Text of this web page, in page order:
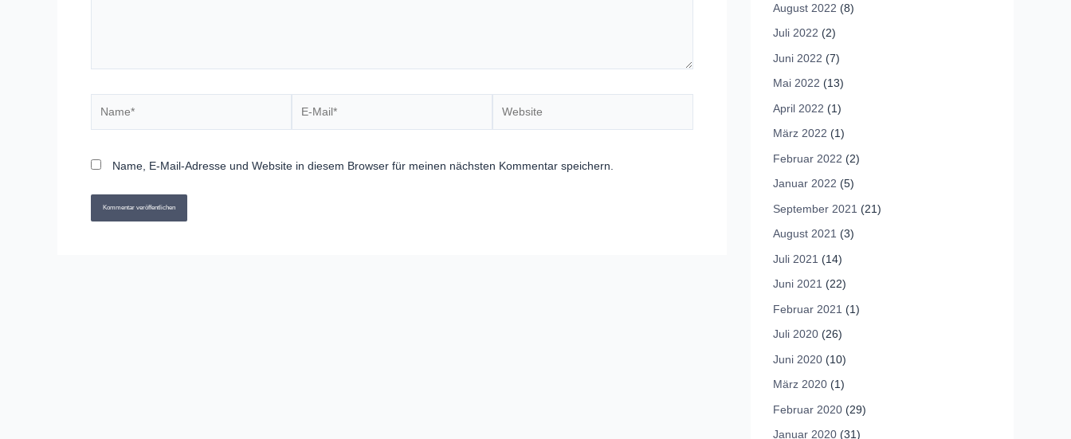
Mail*
Name, E-Mail-Adresse und Website in diesem Browser für meinen nächsten Kommentar speichern.
August 2022 (8)
Juli 2022 (2)
Juni 2022 (7)
Mai 2022 (13)
April 2022 (1)
März 2022 (1)
Februar 2022 (2)
Januar 2022 (5)
September 2021 (21)
August 2021 (3)
Juli 2021 (14)
Juni 2021 (22)
Februar 2021 (1)
Juli 2020 (26)
Juni 2020 (10)
März 2020 (1)
Februar 2020 (29)
Januar 2020 (31)